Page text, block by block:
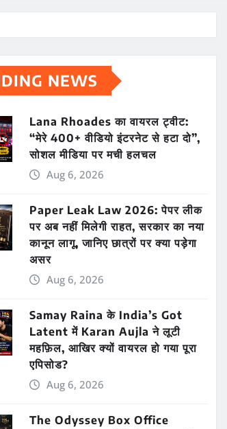
NEWS
Lana Rhoades का वायरल ट्वीट:
“मेरे 400+ वीडियो इंटरनेट से हटा दो”,
सोशल मीडिया पर मची हलचल
Aug 6, 2026
Paper Leak Law 2026: पेपर लीक
पर अब नहीं मिलेगी राहत, सरकार का नया
कानून लागू, जानिए छात्रों पर क्या पड़ेगा
असर
Aug 6, 2026
Samay Raina के India’s Got
Latent में Karan Aujla ने लूटी
महफ़िल, आखिर क्यों वायरल हो गया पूरा
एपिसोड?
Aug 6, 2026
The Odyssey Box Office